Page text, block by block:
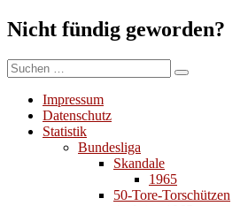
Nicht fündig geworden?
Suchen
nach:
Suchen
Impressum
Datenschutz
Statistik
Bundesliga
Skandale
1965
50-Tore-Torschützen